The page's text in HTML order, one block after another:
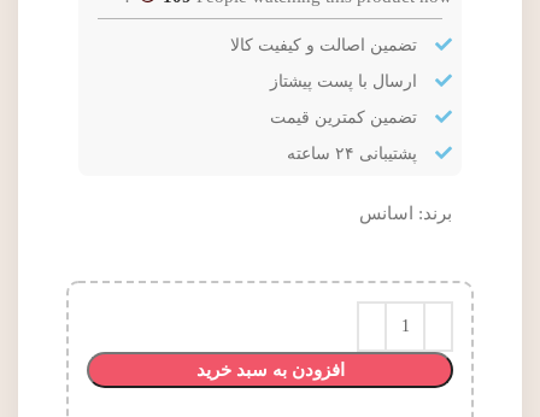
تضمین اصالت و کیفیت کالا
ارسال با پست پیشتاز
تضمین کمترین قیمت
پشتیبانی ۲۴ ساعته
برند: اسانس
افزودن به سبد خرید